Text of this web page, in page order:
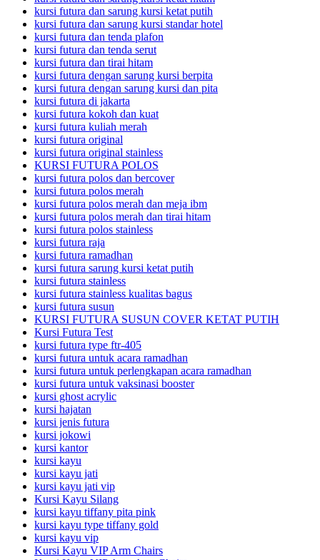
kursi futura dan sarung kursi ketat putih
kursi futura dan sarung kursi standar hotel
kursi futura dan tenda plafon
kursi futura dan tenda serut
kursi futura dan tirai hitam
kursi futura dengan sarung kursi berpita
kursi futura dengan sarung kursi dan pita
kursi futura di jakarta
kursi futura kokoh dan kuat
kursi futura kuliah merah
kursi futura original
kursi futura original stainless
KURSI FUTURA POLOS
kursi futura polos dan bercover
kursi futura polos merah
kursi futura polos merah dan meja ibm
kursi futura polos merah dan tirai hitam
kursi futura polos stainless
kursi futura raja
kursi futura ramadhan
kursi futura sarung kursi ketat putih
kursi futura stainless
kursi futura stainless kualitas bagus
kursi futura susun
KURSI FUTURA SUSUN COVER KETAT PUTIH
Kursi Futura Test
kursi futura type ftr-405
kursi futura untuk acara ramadhan
kursi futura untuk perlengkapan acara ramadhan
kursi futura untuk vaksinasi booster
kursi ghost acrylic
kursi hajatan
kursi jenis futura
kursi jokowi
kursi kantor
kursi kayu
kursi kayu jati
kursi kayu jati vip
Kursi Kayu Silang
kursi kayu tiffany pita pink
kursi kayu type tiffany gold
kursi kayu vip
Kursi Kayu VIP Arm Chairs